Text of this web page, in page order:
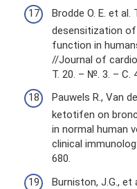
Brodde O. E. et
desensitization
function in
//Journal of
Т. 20. – №. 3. – С.
Pauwels R., Van
ketotifen on
in normal human
clinical
680.
Burniston, J.G.,